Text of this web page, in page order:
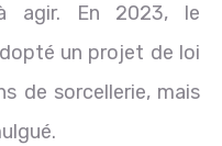
agir. En 2023, le
un projet de loi
de sorcellerie, mais